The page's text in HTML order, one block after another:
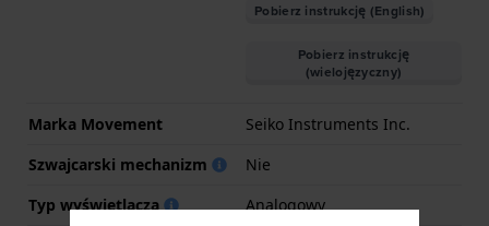
Pobierz instrukcję (English)
Pobierz instrukcję
(wielojęzyczny)
Marka Movement
Seiko Instruments Inc.
Szwajcarski mechanizm
Nie
Typ wyświetlacza
Analogowy